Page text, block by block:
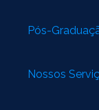
Pós-
Nossos